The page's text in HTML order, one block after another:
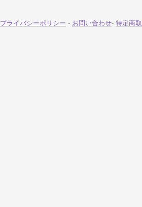
プライバシーポリシー - お問い合わせ- 特定商